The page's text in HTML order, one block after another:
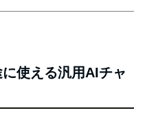
使える汎用AIチャ